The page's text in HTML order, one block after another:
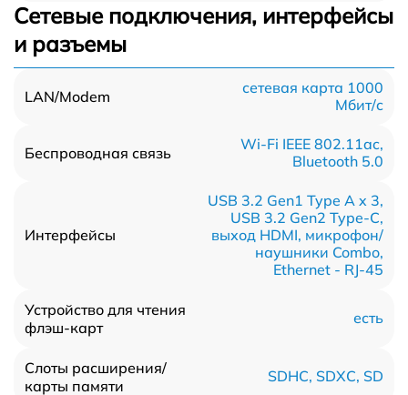
Сетевые подключения, интерфейсы
и разъемы
LAN/Modem
сетевая карта 1000
Мбит/c
Беспроводная связь
Wi-Fi IEEE 802.11ac,
Bluetooth 5.0
Интерфейсы
USB 3.2 Gen1 Type A x 3,
USB 3.2 Gen2 Type-С,
выход HDMI, микрофон/
наушники Combo,
Ethernet - RJ-45
Устройство для чтения
флэш-карт
есть
Слоты расширения/
карты памяти
SDHC, SDXC, SD